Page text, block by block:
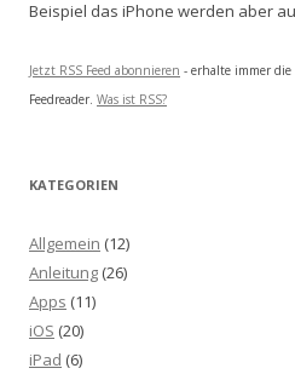
Beispiel das iPhone werden aber
Jetzt RSS Feed abonnieren - erhalte immer
Feedreader. Was ist RSS?
KATEGORIEN
Allgemein (12)
Anleitung (26)
Apps (11)
iOS (20)
iPad (6)